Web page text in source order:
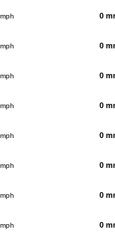
mph 0
mph 0
mph 0
mph 0
mph 0
mph 0
mph 0
mph 0